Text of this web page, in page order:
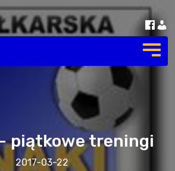
piątkowe treningi
2017-03-22